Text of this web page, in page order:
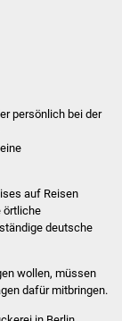
persönlich bei der
auf Reisen
örtliche
deutsche
wollen, müssen
dafür mitbringen.